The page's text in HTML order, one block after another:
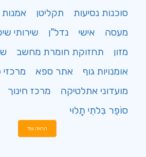
סוכנות נסיעות
תקליטן
אמנות
מעסה
אישי נדל"ן שירותי
מזון
תחזוקת חומרת מחשב
אומנויות גוף
אתר ספא
מועדוני אתלטיקה
מרכז חינוך
סוֹפֵר בִּלתִי תָלוּי
הראה עוד